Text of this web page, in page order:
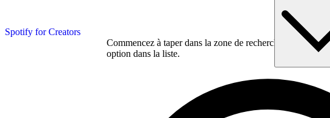
Spotify for Creators
Commencez à taper dans la zone de recherche, puis
option dans la liste.